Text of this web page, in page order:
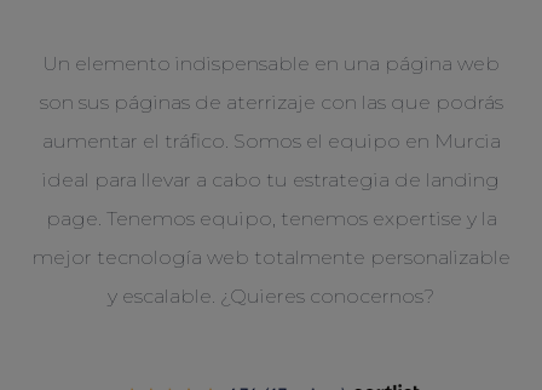
Un elemento indispensable en una página web
son sus páginas de aterrizaje con las que podrás
aumentar el tráfico. Somos el equipo en Murcia
ideal para llevar a cabo tu estrategia de landing
page. Tenemos equipo, tenemos expertise y la
mejor tecnología web totalmente personalizable
y escalable. ¿Quieres conocernos?